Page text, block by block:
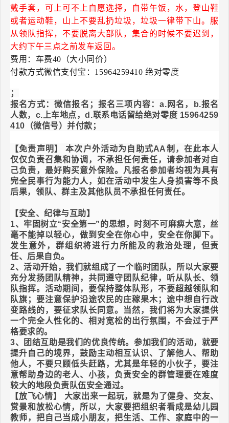
戴手套，可上可不上自愿选择，
自带午饭，水，登山鞋
或者运动鞋，山上不要乱扔垃圾，垃圾一律带下山。服
从领队指挥，不要脱离大部队，集合的时候不要迟到，
大约下午三点之前发车返回。
费用：车费40（大小同价）
付款方式微信支付宝：15964259410 绝对零度
；
报名方式：微信报名；报名三项内容：a.网名，b.报名
人数，c.上车地点，d.联系电话留给绝对零度 15964259
410（微信号）并付款；
【免责声明】 本次户外活动为自助式AA制，在此本人
仅仅负责召集和协调，不承担任何责任，请参加者对自
己负责，最好购买意外保险。凡报名参加者均视为具有
完全民事行为能力人，如在活动中发生人身损害等不良
后果，领队、群主及其他队员不承担任何责任。
【安全、纪律与互助】
1、牢固树立“安全第一”的思想，时刻不可麻痹大意，丝
毫不能掉以轻心，做到安全在你心中，安全在你脚下。
发生意外，群组织将进行力所能及的救治处理，但责
任、后果自负。
2、活动开始，我们就组成了一个临时团队，所以大家要
充分发扬团队精神，共同遵守团队纪律，听从队长、领
队指挥。活动期间，要保持整体队形，不要超越领队和
队旗；要注意保护沿途农民的庄稼果木；途中想自行改
变路线的，要征求队长同意。当然，我们将为大家提供
一个完全人性化的、相对宽松的出行氛围，不会过于严
格要求的。
3、团结互助是我们的优良传统。参加我们的活动，就要
提升自己的境界，鼓励主动相互认识、了解他人、帮助
他人，不要只顾低头赶路，尤其是年轻的小伙子，要注
意帮助身边的老人、小孩，负责安全的群管理要在难度
较大的地段负责队伍安全通过。
【放飞心情】 大家出来一起玩，就是为了健身、交友、
赏景和放松心情，所以，大家要把组织者看成是幼儿园
教师，把自己当成小朋友，把生活、工作、家庭中的一